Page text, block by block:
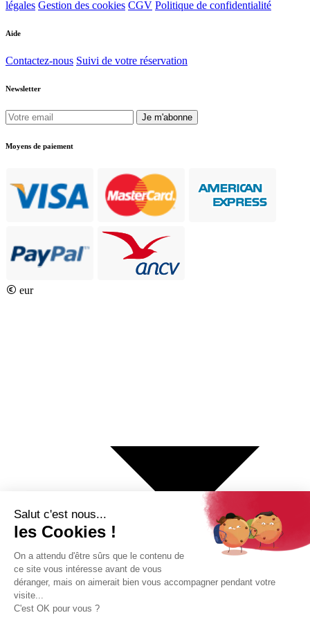
légales Gestion des cookies CGV Politique de confidentialité
Aide
Contactez-nous Suivi de votre réservation
Newsletter
Je m'abonne
Moyens de paiement
eur
€ Euro